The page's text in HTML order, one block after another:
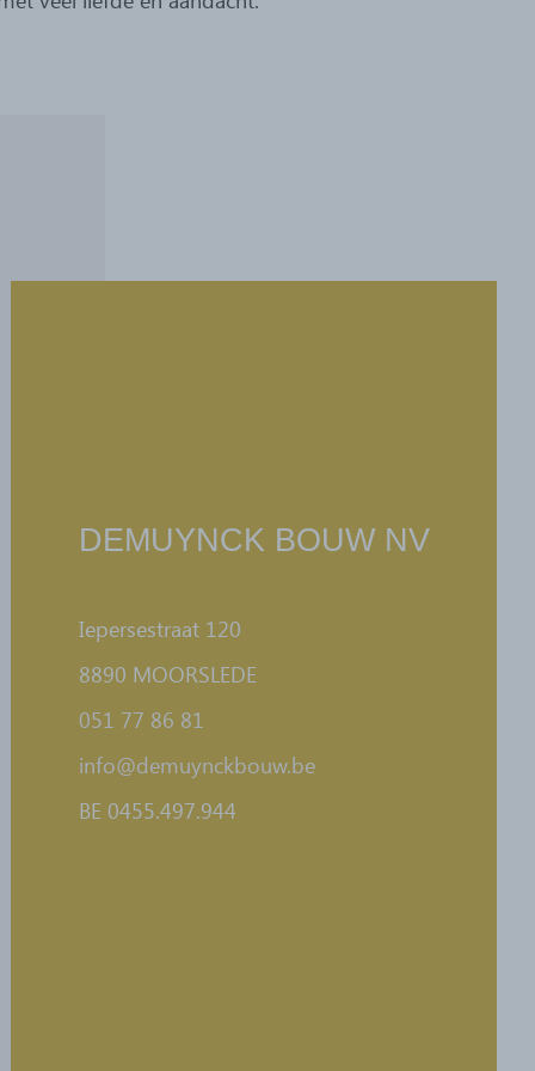
Iepersestraat 120
8890 MOORSLEDE
051 77 86 81
info@demuynckbouw.be
BE 0455.497.944
DEMUYNCK BOUW NV